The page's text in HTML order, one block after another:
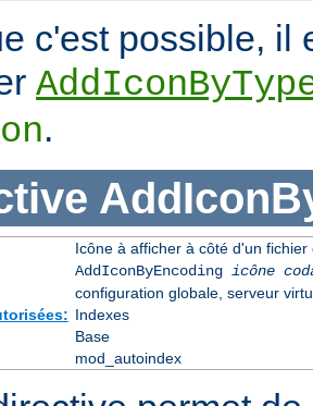
c'est possible, il
.
Icône à afficher à côté d'un
AddIconByEncoding icône
configuration globale, serveur
Indexes
Base
mod_autoindex